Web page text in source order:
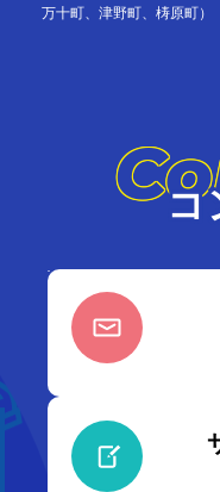
万十町、津野町、梼原町）
コ